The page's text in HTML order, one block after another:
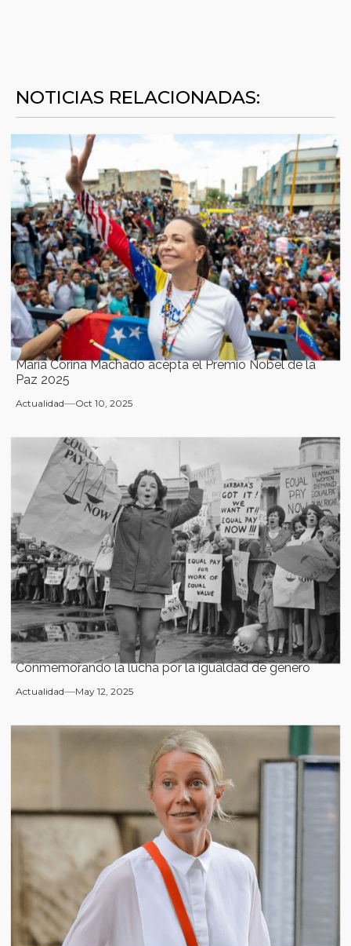
NOTICIAS RELACIONADAS:
María Corina Machado acepta el Premio Nobel de la
Paz 2025
Actualidad Oct 10, 2025
Conmemorando la lucha por la igualdad de género
Actualidad May 12, 2025